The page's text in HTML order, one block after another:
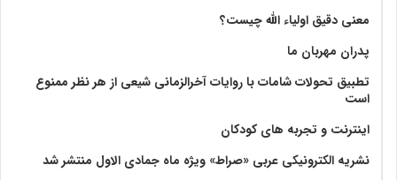
معنی دقیق اولیاء الله چیست؟
پدران مهربان ما
تطبیق تحولات شامات با روایات آخرالزمانی شیعی از هر نظر ممنوع
است
اینترنت و تجربه های کودکان
نشریه الکترونیکی عربی «صراط» ویژه ماه جمادی الاول منتشر شد